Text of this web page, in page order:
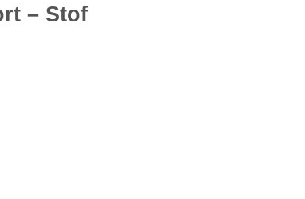
– Stof